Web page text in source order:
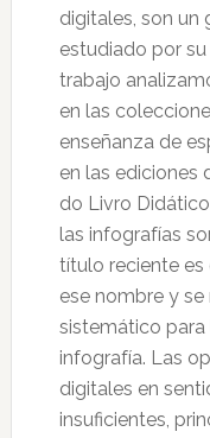
digitales, son un
estudiado por
trabajo
en las
enseñanza de
en las ediciones
do Livro
las infografías
título reciente es
ese nombre y
sistemático
infografía. Las
digitales en
insuficientes,